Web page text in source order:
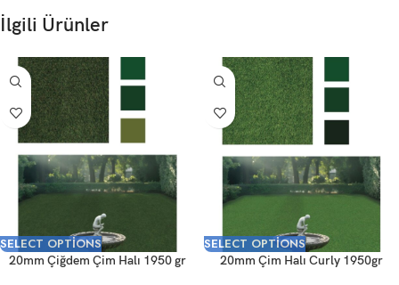
İlgili Ürünler
SELECT OPTIONS
20mm Çiğdem Çim Halı 1950 gr
SELECT OPTIONS
20mm Çim Halı Curly 1950gr